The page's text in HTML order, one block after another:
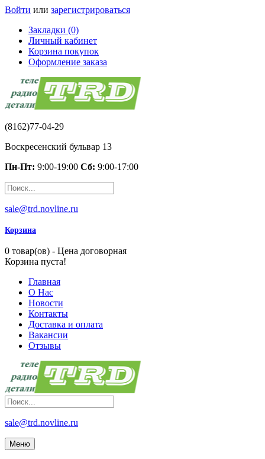
Войти или зарегистрироваться
Закладки (0)
Личный кабинет
Корзина покупок
Оформление заказа
(8162)77-04-29
Воскресенский бульвар 13
Пн-Пт: 9:00-19:00 Сб: 9:00-17:00
sale@trd.novline.ru
Корзина
0 товар(ов) - Цена договорная
Корзина пуста!
Главная
О Нас
Новости
Контакты
Доставка и оплата
Вакансии
Отзывы
sale@trd.novline.ru
Меню